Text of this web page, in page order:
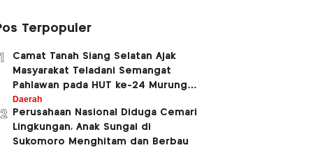
Terpopuler
Camat Tanah Siang Selatan Ajak
Masyarakat Teladani Semangat
Pahlawan pada HUT ke-24 Murung
Raya dan HUT ke-81 Kemerdekaan RI
Daerah
Perusahaan Nasional Diduga Cemari
Lingkungan, Anak Sungai di
Sukomoro Menghitam dan Berbau